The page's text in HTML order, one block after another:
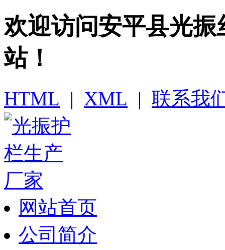
欢迎访问​安平县光
站！
HTML | XML | 联系我
网站首页
公司简介